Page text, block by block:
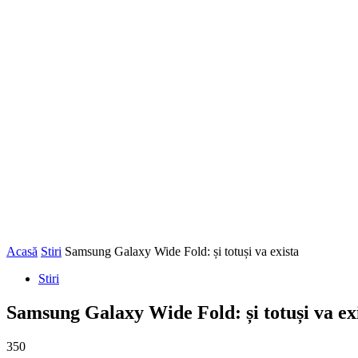
Acasă Stiri Samsung Galaxy Wide Fold: și totuși va exista
Stiri
Samsung Galaxy Wide Fold: și totuși va
350